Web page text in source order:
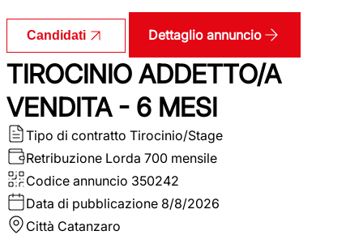
Candidati Dettaglio annuncio
TIROCINIO ADDETTO/A
VENDITA - 6 MESI
Tipo di contratto Tirocinio/Stage
Retribuzione Lorda 700 mensile
Codice annuncio 350242
Data di pubblicazione 8/8/2026
Città Catanzaro